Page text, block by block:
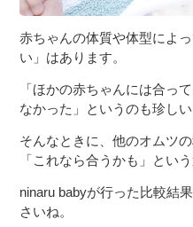
赤ちゃんの体質や体型によ
い」はあります。
「ほかの赤ちゃんには合っ
なかった」というのも珍し
そんなときに、他のオムツ
「これなら合うかも」とい
ninaru babyが行った比較結
さいね。